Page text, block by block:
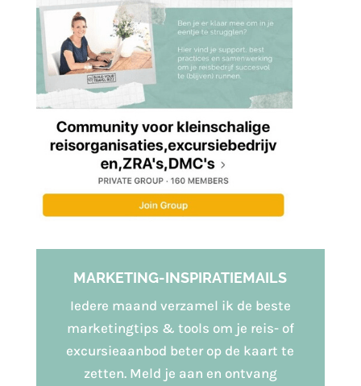
MARKETING-INSPIRATIEMAILS
Iedere maand verzamel ik de beste
marketingtips & tools om je reis- of
excursieaanbod beter op de kaart te
zetten. Meld je aan en ontvang